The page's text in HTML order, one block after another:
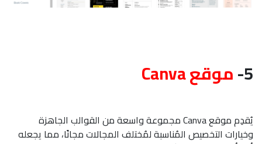
5- موقع Canva
يُقدِم موقع Canva مجموعة واسعة من القوالب الجاهزة
وخيارات التخصيص المُناسبة لمُختلف المجالات مجانًا، مما يجعله